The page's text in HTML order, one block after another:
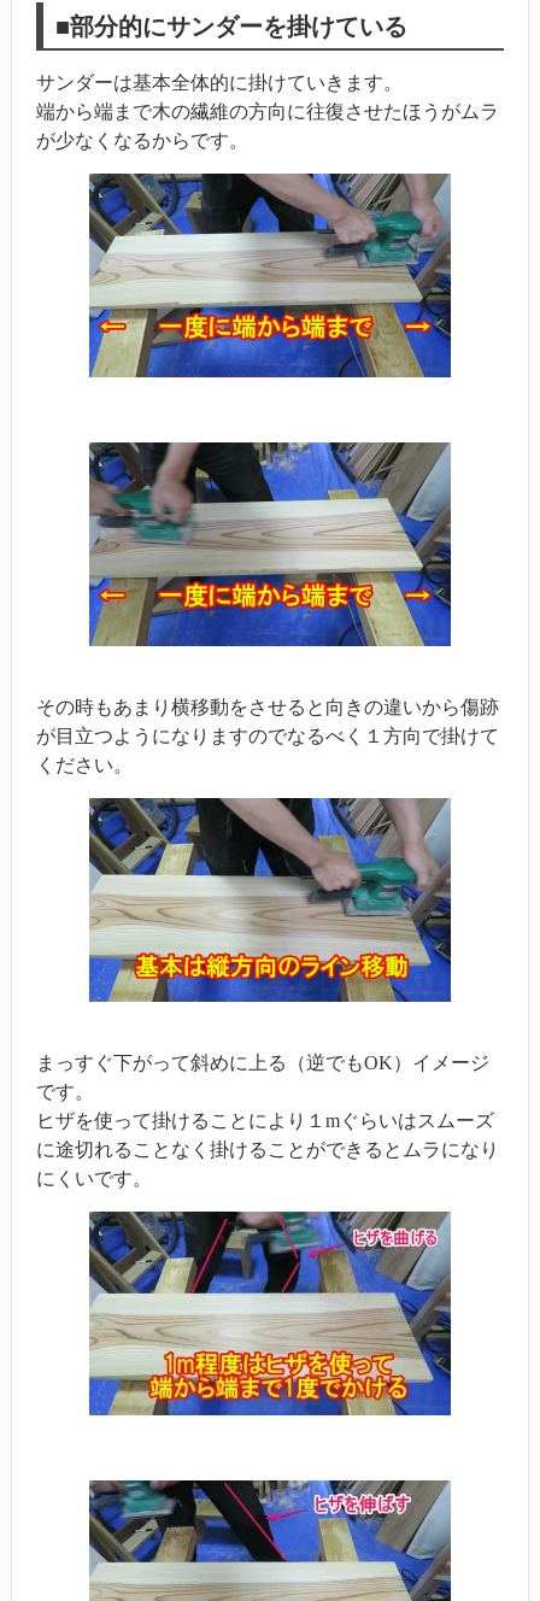
■部分的にサンダーを掛けている
サンダーは基本全体的に掛けていきます。
端から端まで木の繊維の方向に往復させたほうがムラ
が少なくなるからです。
その時もあまり横移動をさせると向きの違いから傷跡
が目立つようになりますのでなるべく１方向で掛けて
ください。
まっすぐ下がって斜めに上る（逆でもOK）イメージ
です。
ヒザを使って掛けることにより１mぐらいはスムーズ
に途切れることなく掛けることができるとムラになり
にくいです。